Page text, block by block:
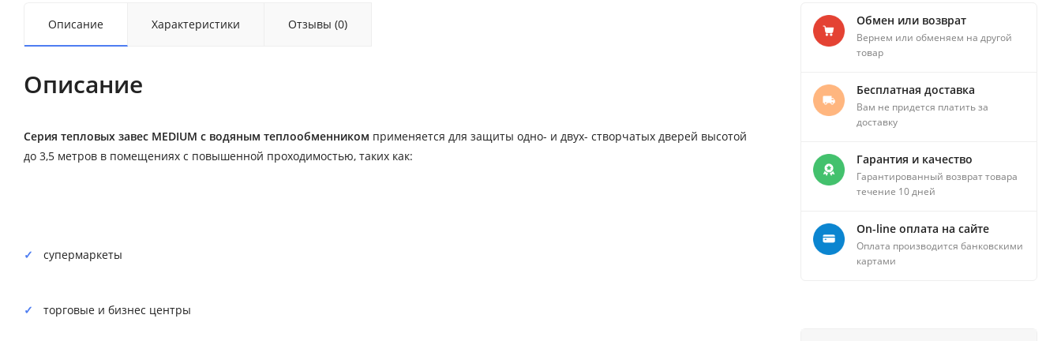
Описание Характеристики Отзывы (0)
Описание
Серия тепловых завес MEDIUM с водяным теплообменником применяется для защиты одно- и двух- створчатых дверей высотой
до 3,5 метров в помещениях с повышенной проходимостью, таких как:
супермаркеты
торговые и бизнес центры
Обмен или возврат
Вернем или обменяем на другой
товар
Бесплатная доставка
Вам не придется платить за
доставку
Гарантия и качество
Гарантированный возврат товара
течение 10 дней
On-line оплата на сайте
Оплата производится банковскими
картами